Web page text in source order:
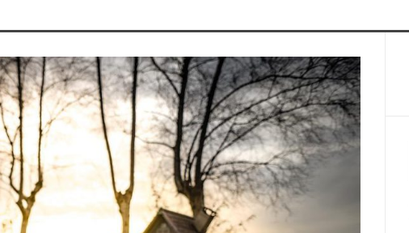
– praktyczne porady wyboru, montażu i aranżacji przestrzeni